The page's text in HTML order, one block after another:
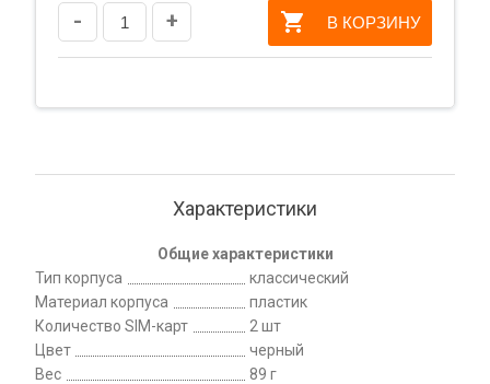
- + В КОРЗИНУ
Характеристики
Общие характеристики
Тип корпуса
классический
Материал корпуса
пластик
Количество SIM-карт
2 шт
Цвет
черный
Вес
89 г